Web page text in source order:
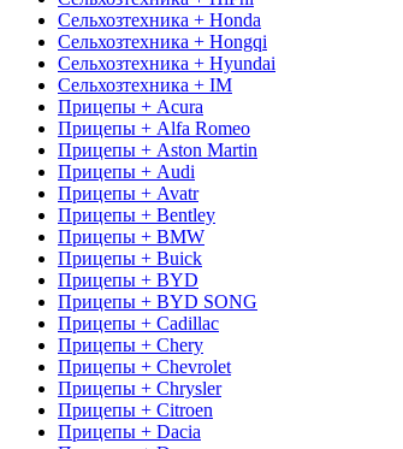
Сельхозтехника + Honda
Сельхозтехника + Hongqi
Сельхозтехника + Hyundai
Сельхозтехника + IM
Прицепы + Acura
Прицепы + Alfa Romeo
Прицепы + Aston Martin
Прицепы + Audi
Прицепы + Avatr
Прицепы + Bentley
Прицепы + BMW
Прицепы + Buick
Прицепы + BYD
Прицепы + BYD SONG
Прицепы + Cadillac
Прицепы + Chery
Прицепы + Chevrolet
Прицепы + Chrysler
Прицепы + Citroen
Прицепы + Dacia